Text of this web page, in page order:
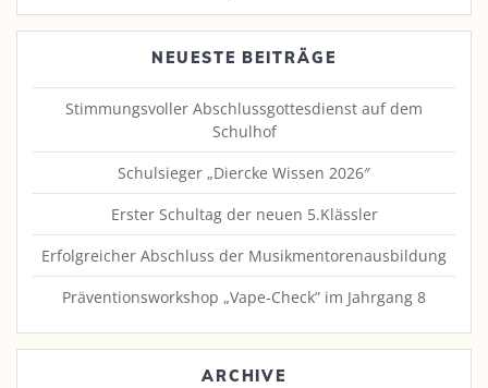
NEUESTE BEITRÄGE
Stimmungsvoller Abschlussgottesdienst auf dem
Schulhof
Schulsieger „Diercke Wissen 2026″
Erster Schultag der neuen 5.Klässler
Erfolgreicher Abschluss der Musikmentorenausbildung
Präventionsworkshop „Vape-Check” im Jahrgang 8
ARCHIVE